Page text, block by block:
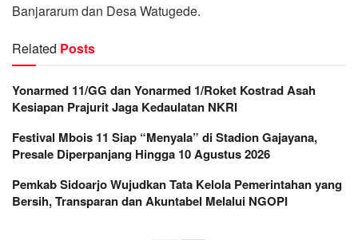
Banjararum dan Desa Watugede.
Related Posts
Yonarmed 11/GG dan Yonarmed 1/Roket Kostrad Asah
Kesiapan Prajurit Jaga Kedaulatan NKRI
Festival Mbois 11 Siap “Menyala” di Stadion Gajayana,
Presale Diperpanjang Hingga 10 Agustus 2026
Pemkab Sidoarjo Wujudkan Tata Kelola Pemerintahan yang
Bersih, Transparan dan Akuntabel Melalui NGOPI